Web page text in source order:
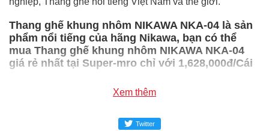
Thang ghế khung nhôm NIKAWA NKA-04 là sản
phẩm nổi tiếng của hãng Nikawa, bạn có thể
mua Thang ghế khung nhôm NIKAWA NKA-04
giá rẻ nhất tại Super-mro chỉ với 1,628,000đ/Cái
trong ngành công nghiệp MRO
Xem thêm
Twitter